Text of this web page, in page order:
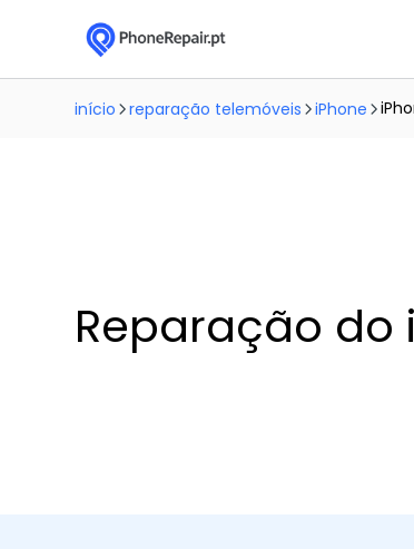
início reparação telemóveis iPhone
Reparação do